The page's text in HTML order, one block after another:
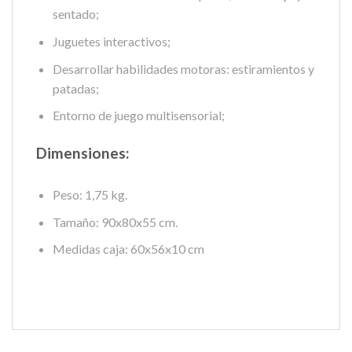
sentado;
Juguetes interactivos;
Desarrollar habilidades motoras: estiramientos y
patadas;
Entorno de juego multisensorial;
Dimensiones:
Peso: 1,75 kg.
Tamaño: 90x80x55 cm.
Medidas caja: 60x56x10 cm